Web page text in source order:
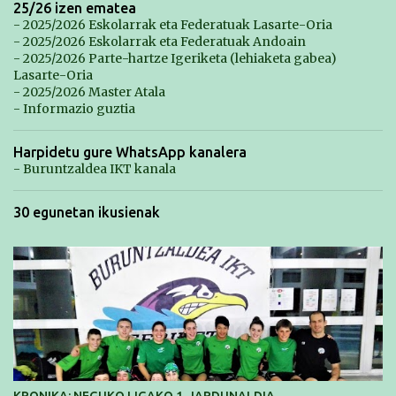
25/26 izen ematea
- 2025/2026 Eskolarrak eta Federatuak Lasarte-Oria
- 2025/2026 Eskolarrak eta Federatuak Andoain
- 2025/2026 Parte-hartze Igeriketa (lehiaketa gabea)
Lasarte-Oria
- 2025/2026 Master Atala
- Informazio guztia
Harpidetu gure WhatsApp kanalera
- Buruntzaldea IKT kanala
30 egunetan ikusienak